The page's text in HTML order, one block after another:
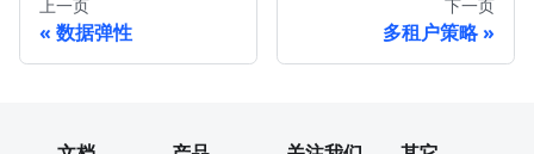
上一页
数据弹性
下一页
多租户策略